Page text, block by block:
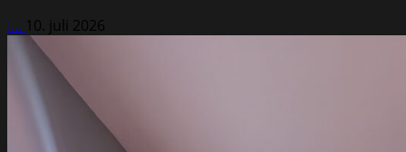
:... 10. juli 2026